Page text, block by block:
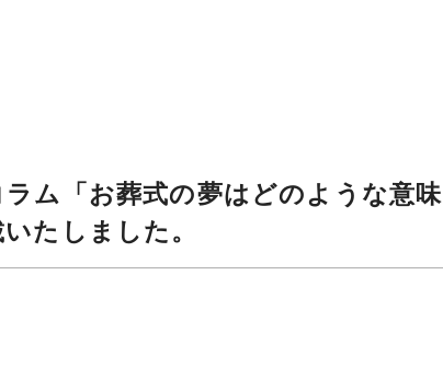
ラム「お葬式の夢はどのような意
たしました。